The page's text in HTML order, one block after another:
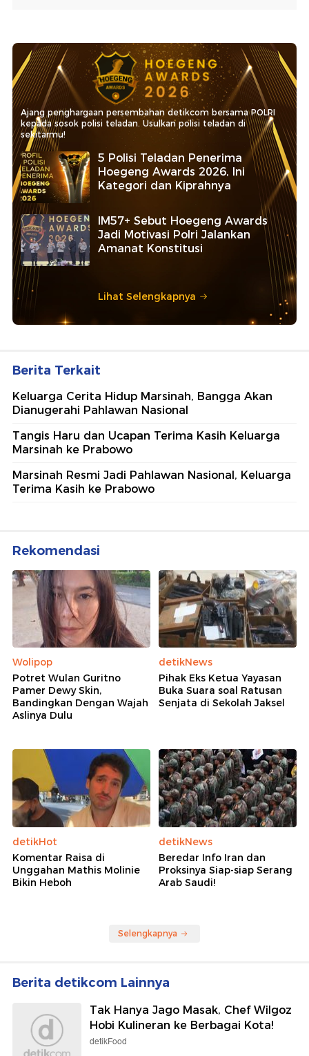
Ajang penghargaan persembahan detikcom bersama POLRI
kepada sosok polisi teladan. Usulkan polisi teladan di
sekitarmu!
5 Polisi Teladan Penerima
Hoegeng Awards 2026, Ini
Kategori dan Kiprahnya
IM57+ Sebut Hoegeng Awards
Jadi Motivasi Polri Jalankan
Amanat Konstitusi
Lihat Selengkapnya
Berita Terkait
Keluarga Cerita Hidup Marsinah, Bangga Akan
Dianugerahi Pahlawan Nasional
Tangis Haru dan Ucapan Terima Kasih Keluarga
Marsinah ke Prabowo
Marsinah Resmi Jadi Pahlawan Nasional, Keluarga
Terima Kasih ke Prabowo
Rekomendasi
Wolipop
Potret Wulan Guritno
Pamer Dewy Skin,
Bandingkan Dengan Wajah
Aslinya Dulu
detikNews
Pihak Eks Ketua Yayasan
Buka Suara soal Ratusan
Senjata di Sekolah Jaksel
detikHot
Komentar Raisa di
Unggahan Mathis Molinie
Bikin Heboh
detikNews
Beredar Info Iran dan
Proksinya Siap-siap Serang
Arab Saudi!
Selengkapnya
Berita detikcom Lainnya
Tak Hanya Jago Masak, Chef Wilgoz
Hobi Kulineran ke Berbagai Kota!
detikFood